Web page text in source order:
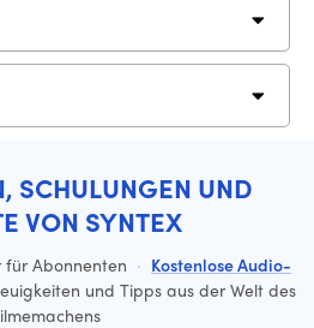
SCHULUNGEN UND
VON SYNTEX
Abonnenten · Kostenlose Audio-
und Tipps aus der Welt des